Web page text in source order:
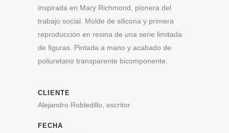
inspirada en Mary Richmond, pionera del
trabajo social. Molde de silicona y primera
reproducción en resina de una serie limitada
de figuras. Pintada a mano y acabado de
poliuretano transparente bicomponente.
CLIENTE
Alejandro Robledillo, escritor
FECHA